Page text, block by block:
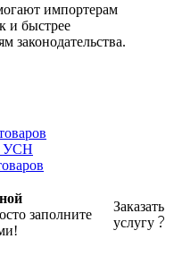
импортерам
и быстрее
законодательства.
УСН
заполните
Заказать
услугу